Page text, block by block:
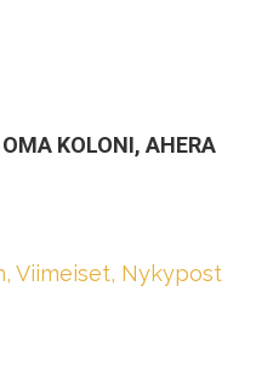
KOLONI, AHERA